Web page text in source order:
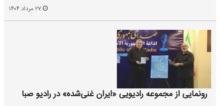
رونمایی از مجموعه رادیویی «ایران غنی‌شده» در رادیو صبا